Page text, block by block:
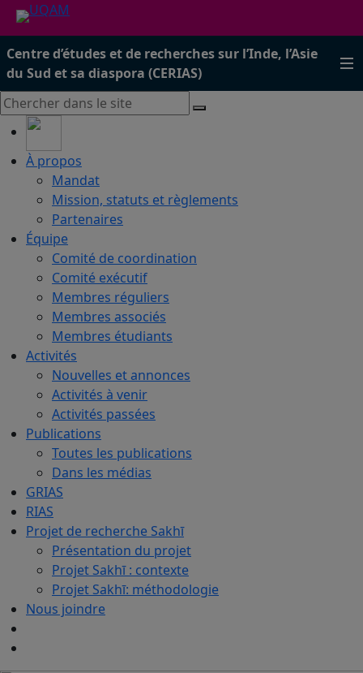
Centre d’études et de recherches sur l’Inde, l’Asie
du Sud et sa diaspora (CERIAS)
À propos
Mandat
Mission, statuts et règlements
Partenaires
Équipe
Comité de coordination
Comité exécutif
Membres réguliers
Membres associés
Membres étudiants
Activités
Nouvelles et annonces
Activités à venir
Activités passées
Publications
Toutes les publications
Dans les médias
GRIAS
RIAS
Projet de recherche Sakhī
Présentation du projet
Projet Sakhī : contexte
Projet Sakhī: méthodologie
Nous joindre